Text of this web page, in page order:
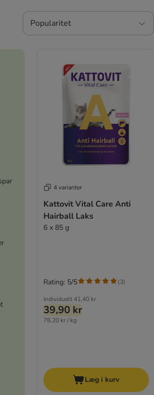
Popularitet
4 varianter
Kattovit Vital Care Anti
Hairball Laks
6 x 85 g
Individuelt 41,40 kr
39,90 kr
78,20 kr / kg
Rating: 5/5 (3)
Læg i kurv